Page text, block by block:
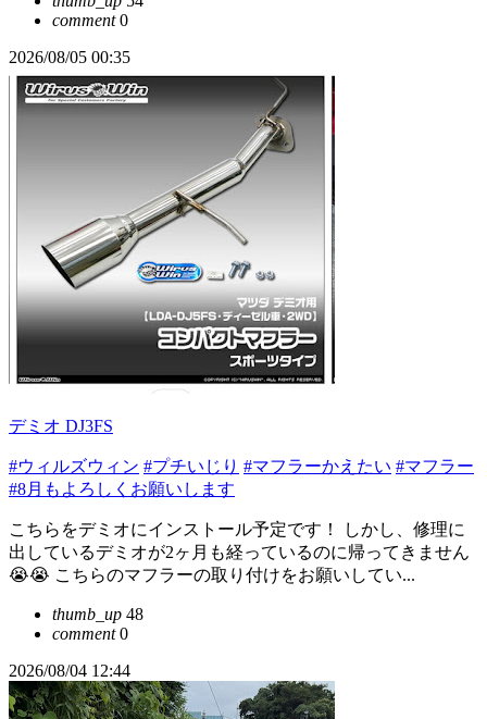
comment0
2026/08/05 00:35
デミオ DJ3FS
#ウィルズウィン #プチいじり #マフラーかえたい #マフラー
#8月もよろしくお願いします
こちらをデミオにインストール予定です！ しかし、修理に
出しているデミオが2ヶ月も経っているのに帰ってきません
😭😭 こちらのマフラーの取り付けをお願いしてい...
thumb_up 48
comment0
2026/08/04 12:44